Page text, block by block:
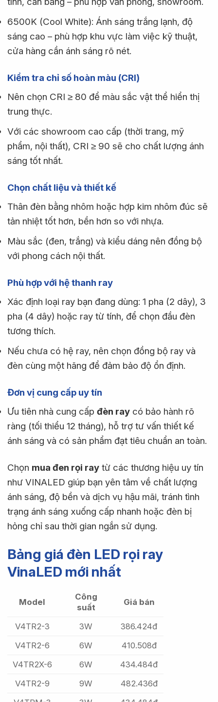
6500K (Cool White): Ánh sáng trắng lạnh, độ
sáng cao – phù hợp khu vực làm việc kỹ thuật,
cửa hàng cần ánh sáng rõ nét.
Kiểm tra chỉ số hoàn màu (CRI)
Nên chọn CRI ≥ 80 để màu sắc vật thể hiển thị
trung thực.
Với các showroom cao cấp (thời trang, mỹ
phẩm, nội thất), CRI ≥ 90 sẽ cho chất lượng ánh
sáng tốt nhất.
Chọn chất liệu và thiết kế
Thân đèn bằng nhôm hoặc hợp kim nhôm đúc sẽ
tản nhiệt tốt hơn, bền hơn so với nhựa.
Màu sắc (đen, trắng) và kiểu dáng nên đồng bộ
với phong cách nội thất.
Phù hợp với hệ thanh ray
Xác định loại ray bạn đang dùng: 1 pha (2 dây), 3
pha (4 dây) hoặc ray từ tính, để chọn đầu đèn
tương thích.
Nếu chưa có hệ ray, nên chọn đồng bộ ray và
đèn cùng một hãng để đảm bảo độ ổn định.
Đơn vị cung cấp uy tín
Ưu tiên nhà cung cấp đèn ray có bảo hành rõ
ràng (tối thiểu 12 tháng), hỗ trợ tư vấn thiết kế
ánh sáng và có sản phẩm đạt tiêu chuẩn an toàn.
Chọn mua đen rọi ray từ các thương hiệu uy tín
như VINALED giúp bạn yên tâm về chất lượng
ánh sáng, độ bền và dịch vụ hậu mãi, tránh tình
trạng ánh sáng xuống cấp nhanh hoặc đèn bị
hỏng chỉ sau thời gian ngắn sử dụng.
Bảng giá đèn LED rọi ray
VinaLED mới nhất
Model
Công
suất
Giá bán
V4TR2-3 3W
386.424đ
V4TR2-6
6W
410.508đ
V4TR2X-6
6W
434.484đ
V4TR2-9
9W
482.436đ